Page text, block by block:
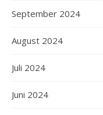
September 2024
August 2024
Juli 2024
Juni 2024